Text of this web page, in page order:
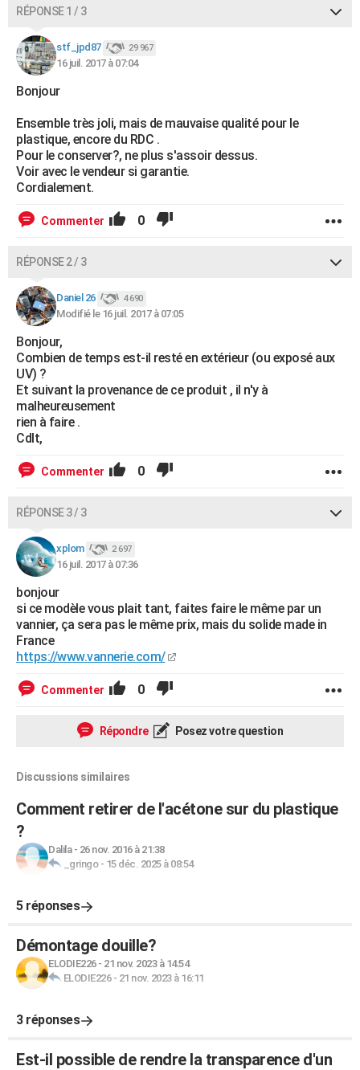
FORUM
Bricolage
Lifestyle
Culture
Sport
Auto
Television
Voyage
Cinema
RÉPONSE 1 / 3
stf_jpd87 29 967
16 juil. 2017 à 07:04
Bonjour
Ensemble très joli, mais de mauvaise qualité pour le
plastique, encore du RDC .
Pour le conserver?, ne plus s'assoir dessus.
Voir avec le vendeur si garantie.
Cordialement.
Commenter 0
RÉPONSE 2 / 3
Daniel 26 4 690
Modifié le 16 juil. 2017 à 07:05
Bonjour,
Combien de temps est-il resté en extérieur (ou exposé aux
UV) ?
Et suivant la provenance de ce produit , il n'y à
malheureusement
rien à faire .
Cdlt,
Commenter 0
RÉPONSE 3 / 3
xplom 2 697
16 juil. 2017 à 07:36
bonjour
si ce modèle vous plait tant, faites faire le même par un
vannier, ça sera pas le même prix, mais du solide made in
France
https://www.vannerie.com/
Commenter 0
Répondre Posez votre question
Discussions similaires
Comment retirer de l'acétone sur du plastique
?
Dalila- 26 nov. 2016 à 21:38
_gringo- 15 déc. 2025 à 08:54
5 réponses
Démontage douille?
ELODIE226- 21 nov. 2023 à 14:54
ELODIE226- 21 nov. 2023 à 16:11
3 réponses
Est-il possible de rendre la transparence d'un